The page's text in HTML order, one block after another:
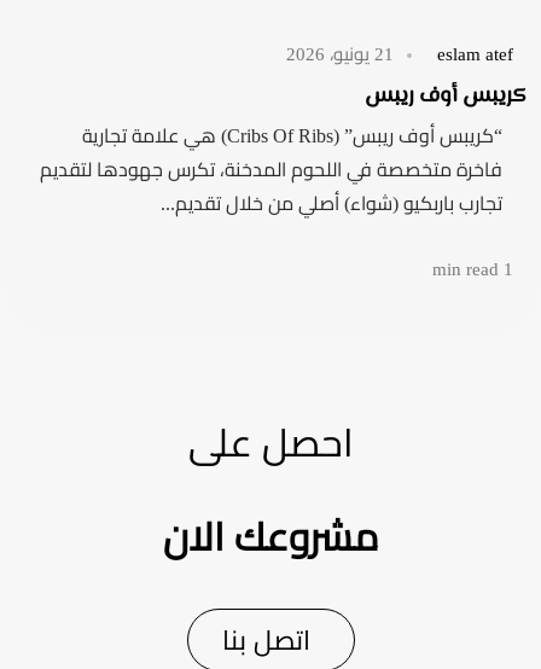
eslam atef 21 يونيو، 2026
كريبس أوف ريبس
“كريبس أوف ريبس” (Cribs Of Ribs) هي علامة تجارية
فاخرة متخصصة في اللحوم المدخنة، تكرس جهودها لتقديم
تجارب باربكيو (شواء) أصلي من خلال تقديم...
1 min read
احصل على
مشروعك الان
اتصل بنا